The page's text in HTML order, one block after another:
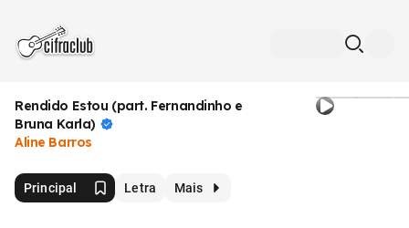
Rendido Estou (part. Fernandinho e
Bruna Karla)
Aline Barros
Principal Letra Mais